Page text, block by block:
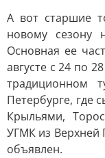
А вот старшие
новому сезону
Основная ее
августе с 24 по
традиционном
Петербурге, где
Крыльями,
УГМК из Верхней
объявлен.